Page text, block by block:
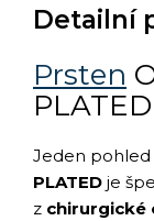
Detailní
Prsten
PLATED
Jeden pohled
PLATED je
z chirurgické